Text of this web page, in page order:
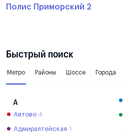
Полис Приморский 2
Быстрый поиск
Метро Районы Шоссе Города
А
Автово 4
Адмиралтейская 1